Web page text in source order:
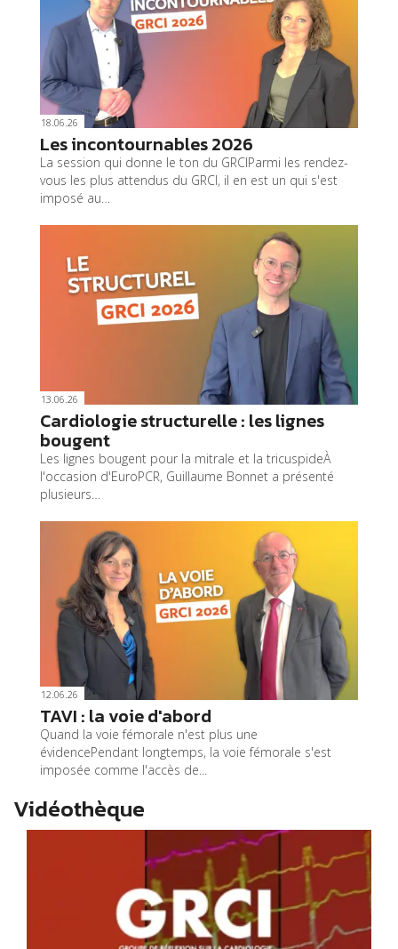
18.06.26
Les incontournables 2026
La session qui donne le ton du GRCIParmi les rendez-
vous les plus attendus du GRCI, il en est un qui s'est
imposé au…
13.06.26
Cardiologie structurelle : les lignes
bougent
Les lignes bougent pour la mitrale et la tricuspideÀ
l'occasion d'EuroPCR, Guillaume Bonnet a présenté
plusieurs…
12.06.26
TAVI : la voie d'abord
Quand la voie fémorale n'est plus une
évidencePendant longtemps, la voie fémorale s'est
imposée comme l'accès de...
Vidéothèque